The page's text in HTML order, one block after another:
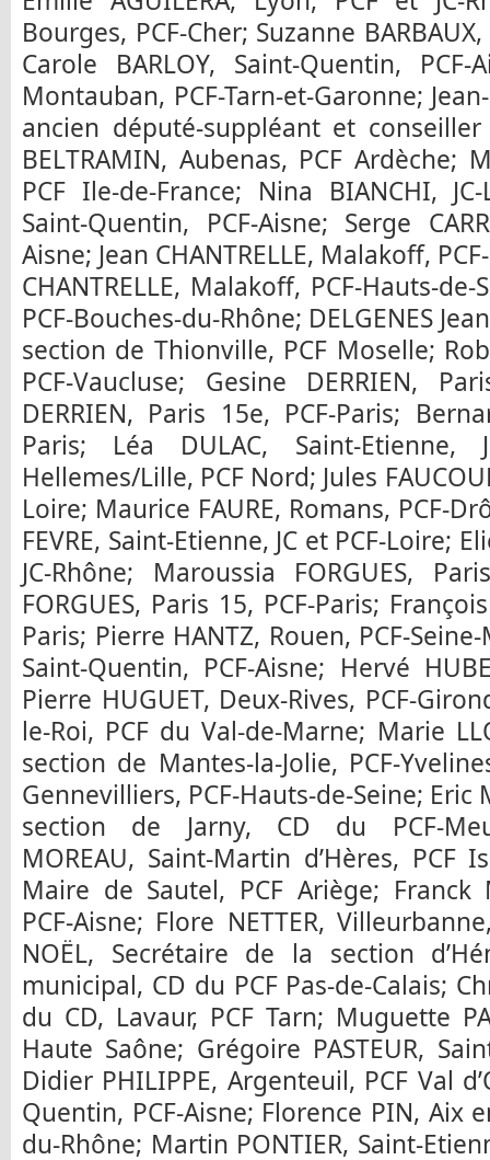
Bourges, PCF-Cher; Suzanne
Carole BARLOY, Saint-Quentin, PCF-
Montauban, PCF-Tarn-et-Garonne;
ancien député-suppléant et
BELTRAMIN, Aubenas, PCF Ardèche;
PCF Ile-de-France; Nina BIANCHI,
Saint-Quentin, PCF-Aisne; Serge
Aisne; Jean CHANTRELLE, Malakoff,
CHANTRELLE, Malakoff, PCF-Hauts-de-
PCF-Bouches-du-Rhône; DELGENES
section de Thionville, PCF Moselle;
PCF-Vaucluse; Gesine DERRIEN,
DERRIEN, Paris 15e, PCF-Paris;
Paris; Léa DULAC, Saint-Etienne,
Hellemes/Lille, PCF Nord; Jules
Loire; Maurice FAURE, Romans, PCF-
FEVRE, Saint-Etienne, JC et PCF-Loire;
JC-Rhône; Maroussia FORGUES,
FORGUES, Paris 15, PCF-Paris;
Paris; Pierre HANTZ, Rouen, PCF-
Saint-Quentin, PCF-Aisne; Hervé
Pierre HUGUET, Deux-Rives, PCF-
le-Roi, PCF du Val-de-Marne; Marie
section de Mantes-la-Jolie, PCF-
Gennevilliers, PCF-Hauts-de-Seine;
section de Jarny, CD du PCF-
MOREAU, Saint-Martin d’Hères, PCF
Maire de Sautel, PCF Ariège; Franck
PCF-Aisne; Flore NETTER,
NOËL, Secrétaire de la section
municipal, CD du PCF Pas-de-Calais;
du CD, Lavaur, PCF Tarn; Muguette
Haute Saône; Grégoire PASTEUR,
Didier PHILIPPE, Argenteuil, PCF Val
Quentin, PCF-Aisne; Florence PIN, Aix
du-Rhône; Martin PONTIER, Saint-